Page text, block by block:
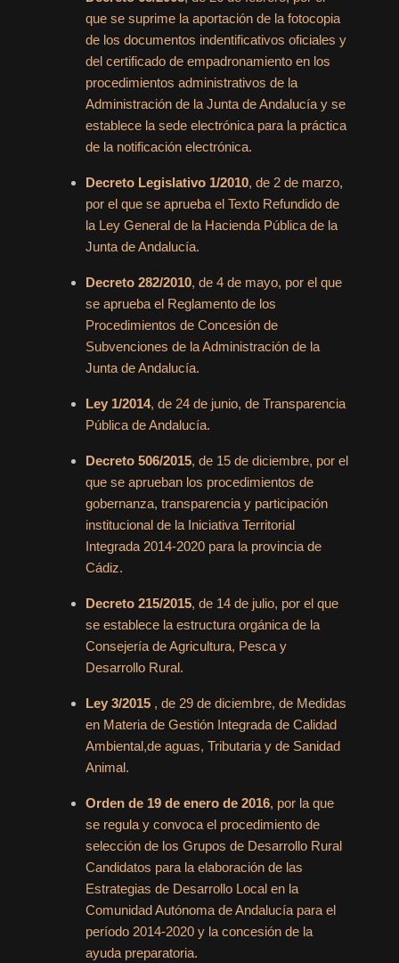
que se suprime la aportación de la fotocopia
de los documentos indentificativos oficiales y
del certificado de empadronamiento en los
procedimientos administrativos de la
Administración de la Junta de Andalucía y se
establece la sede electrónica para la práctica
de la notificación electrónica.
Decreto Legislativo 1/2010, de 2 de marzo,
por el que se aprueba el Texto Refundido de
la Ley General de la Hacienda Pública de la
Junta de Andalucía.
Decreto 282/2010, de 4 de mayo, por el que
se aprueba el Reglamento de los
Procedimientos de Concesión de
Subvenciones de la Administración de la
Junta de Andalucía.
Ley 1/2014, de 24 de junio, de Transparencia
Pública de Andalucía.
Decreto 506/2015, de 15 de diciembre, por el
que se aprueban los procedimientos de
gobernanza, transparencia y participación
institucional de la Iniciativa Territorial
Integrada 2014-2020 para la provincia de
Cádiz.
Decreto 215/2015, de 14 de julio, por el que
se establece la estructura orgánica de la
Consejería de Agricultura, Pesca y
Desarrollo Rural.
Ley 3/2015 , de 29 de diciembre, de Medidas
en Materia de Gestión Integrada de Calidad
Ambiental,de aguas, Tributaria y de Sanidad
Animal.
Orden de 19 de enero de 2016, por la que
se regula y convoca el procedimiento de
selección de los Grupos de Desarrollo Rural
Candidatos para la elaboración de las
Estrategias de Desarrollo Local en la
Comunidad Autónoma de Andalucía para el
período 2014-2020 y la concesión de la
ayuda preparatoria.